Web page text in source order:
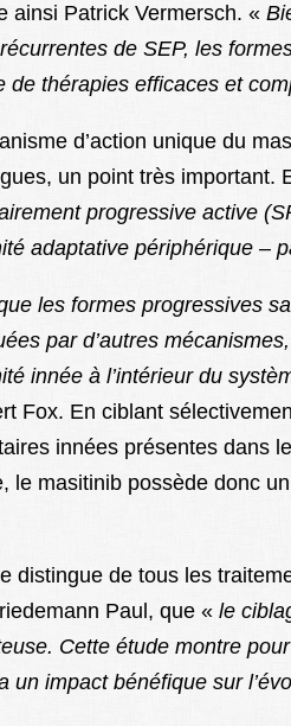
ainsi Patrick Vermersch. «
récurrentes de SEP, les
de thérapies efficaces et
d’action unique du
un point très important.
progressive active
adaptative périphérique –
les formes progressives
par d’autres mécanismes,
innée à l’intérieur du
Fox. En ciblant
innées présentes dans
le masitinib possède donc
distingue de tous les
Paul, que « le
Cette étude montre pour
un impact bénéfique sur